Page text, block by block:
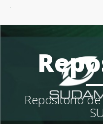
Repositorio